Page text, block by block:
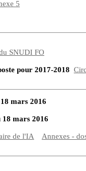
5
SNUDI FO
pour 2017-2018
mars 2016
18 mars 2016
de l'IA Annexes -